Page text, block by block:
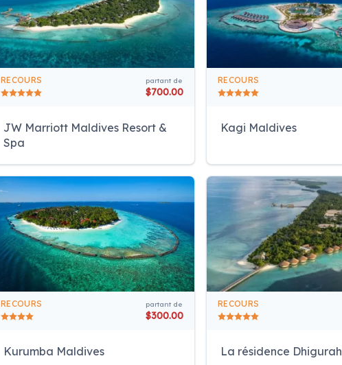
RECOURS partant de
$700.00
JW Marriott Maldives Resort &
Spa
RECOURS
Kagi Maldives
RECOURS partant de
$300.00
Kurumba Maldives
RECOURS
La résidence Dhigurah